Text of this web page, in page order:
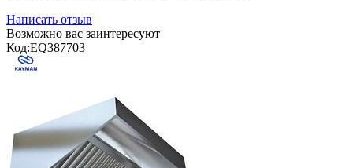
Написать отзыв
Возможно вас заинтересуют
Код:EQ387703